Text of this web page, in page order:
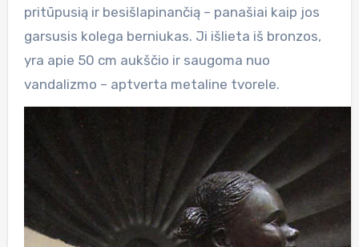
pritūpusią ir besišlapinančią – panašiai kaip jos
garsusis kolega berniukas. Ji išlieta iš bronzos,
yra apie 50 cm aukščio ir saugoma nuo
vandalizmo – aptverta metaline tvorele.